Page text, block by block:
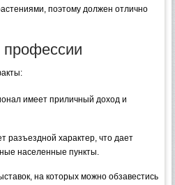
поэтому должен отлично
имеет приличный доход и
разъездной характер, что дает
населенные пункты.
на которых можно обзавестись